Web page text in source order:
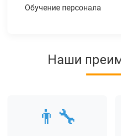
Обучение персонала
Наши
👨‍🔧